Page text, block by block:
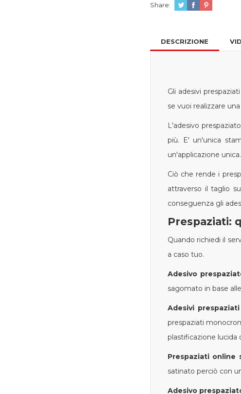
Share:
DESCRIZIONE
Gli adesivi
se vuoi realizzare
L'adesivo
più. E' un'unica
un'applicazione unica.
Ciò che rende i
attraverso il taglio
conseguenza gli
Prespaziati:
Quando richiedi il
a caso tuo.
Adesivo
sagomato in base
Adesivi
prespaziati
plastificazione lucida
Prespaziati online
satinato perciò con
Adesivo